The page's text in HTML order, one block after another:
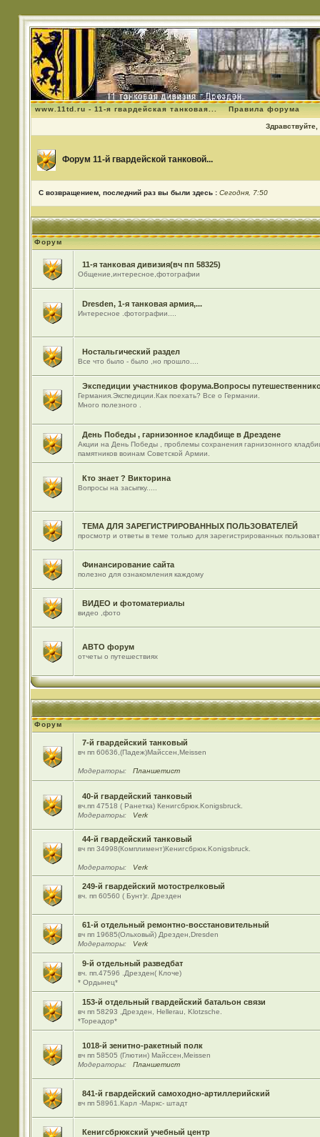
www.11td.ru - 11-я гвардейская танковая... Правила форума
Здравствуйте,
Форум 11-й гвардейской танковой...
С возвращением, последний раз вы были здесь : Сегодня, 7:50
Форум
11-я танковая дивизия(вч пп 58325)
Общение,интересное,фотографии
Dresden, 1-я танковая армия,...
Интересное .фотографии....
Ностальгический раздел
Все что было - было ,но прошло....
Экспедиции участников форума.Вопросы
Германия.Экспедиции.Как поехать? Все о Германии.
Много полезного .
День Победы , гарнизонное кладбище в Дрездене
Акции на День Победы , проблемы сохранения гарнизонного
памятников воинам Советской Армии.
Кто знает ? Викторина
Вопросы на засыпку.....
ТЕМА ДЛЯ ЗАРЕГИСТРИРОВАННЫХ ПОЛЬЗОВАТЕЛЕЙ
просмотр и ответы в теме только для зарегистрированных
Финансирование сайта
полезно для ознакомления каждому
ВИДЕО и фотоматериалы
видео ,фото
АВТО форум
отчеты о путешествиях
Форум
7-й гвардейский танковый
вч пп 60636,(Падеж)Майсcен,Meissen
Модераторы: Планшетист
40-й гвардейский танковый
вч.пп 47518 ( Ранетка) Кенигсбрюк.Konigsbruck.
Модераторы:
Verk
44-й гвардейский танковый
вч пп 34998(Комплимент)Кенигсбрюк.Konigsbruck.
Модераторы: Verk
249-й гвардейский мотострелковый
вч. пп 60560 ( Бунт)г. Дрезден
61-й отдельный ремонтно-восстановительный
вч пп 19685(Ольховый) Дрезден,Dresden
Модераторы:
Verk
9-й отдельный разведбат
вч. пп.47596 .Дрезден( Клоче)
* Ордынец*
153-й отдельный гвардейский батальон связи
вч пп 58293 ,Дрезден, Hellerau, Klotzsche.
*Тореадор*
1018-й зенитно-ракетный полк
вч пп 58505 (Глютин) Майсcен,Meissen
Модераторы:
Планшетист
841-й гвардейский самоходно-артиллерийский
вч пп 58961.Карл -Маркс- штадт
Кенигсбрюкский учебный центр